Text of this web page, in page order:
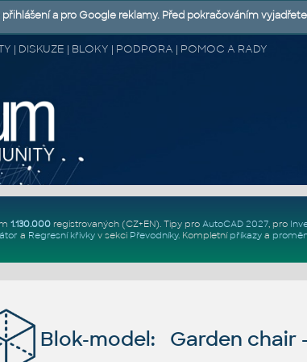
| DISKUZE | BLOKY | PODPORA | POMOC A RADY
1.130.000registrovaných (CZ+EN). Tipy pro AutoCAD 2027, pro
a Regresní křivkyv sekci Převodníky. Kompletní příkazya
Blok-model: Garden chair
a pro Google reklamy. Před pokračováním